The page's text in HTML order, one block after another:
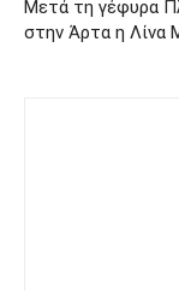
Μετά τη γέφυρα
στην Άρτα η Λίνα